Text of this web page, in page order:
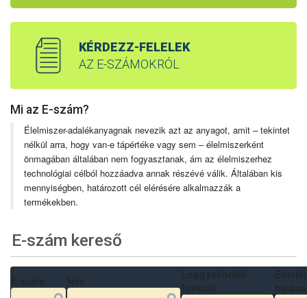
KÉRDEZZ-FELELEK
AZ E-SZÁMOKRÓL
Mi az E-szám?
Élelmiszer-adalékanyagnak nevezik azt az anyagot, amit – tekintet
nélkül arra, hogy van-e tápértéke vagy sem – élelmiszerként
önmagában általában nem fogyasztanak, ám az élelmiszerhez
technológiai célból hozzáadva annak részévé válik. Általában kis
mennyiségben, határozott cél elérésére alkalmazzák a
termékekben.
E-szám kereső